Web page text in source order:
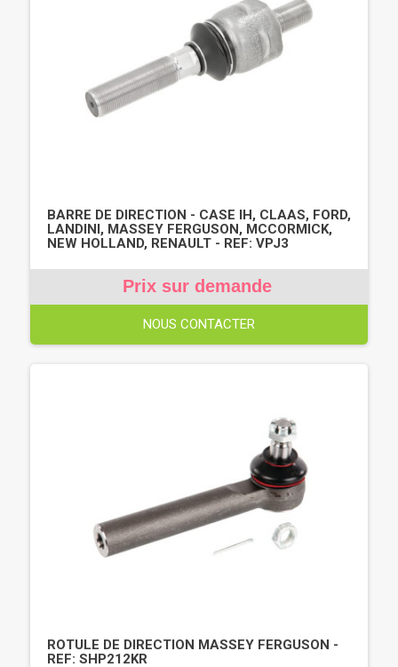
BARRE DE DIRECTION - CASE IH, CLAAS, FORD,
LANDINI, MASSEY FERGUSON, MCCORMICK,
NEW HOLLAND, RENAULT - REF: VPJ3
Prix sur demande
NOUS CONTACTER
ROTULE DE DIRECTION MASSEY FERGUSON -
REF: SHP212KR